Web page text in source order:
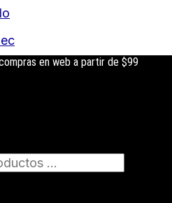
en web a partir de $99